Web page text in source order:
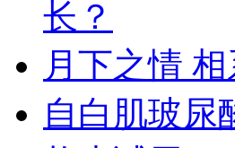
长？
月下之情
自白肌玻尿